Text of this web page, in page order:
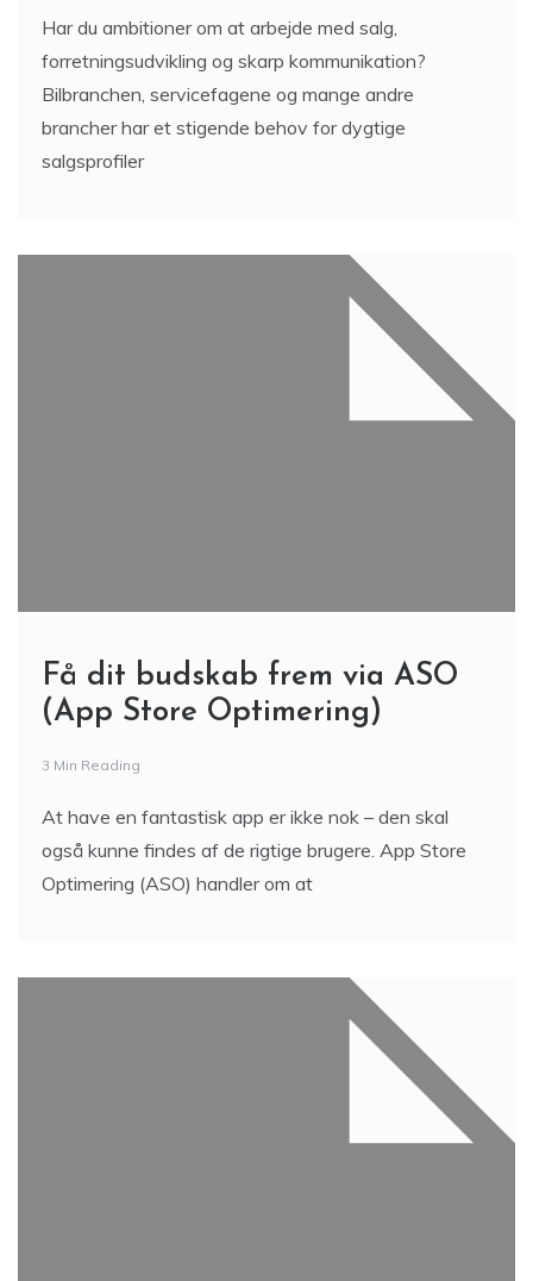
Har du ambitioner om at arbejde med salg,
forretningsudvikling og skarp kommunikation?
Bilbranchen, servicefagene og mange andre
brancher har et stigende behov for dygtige
salgsprofiler
Få dit budskab frem via ASO
(App Store Optimering)
3 Min Reading
At have en fantastisk app er ikke nok – den skal
også kunne findes af de rigtige brugere. App Store
Optimering (ASO) handler om at